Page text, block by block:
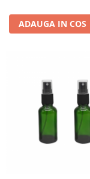
ADAUGA IN COS